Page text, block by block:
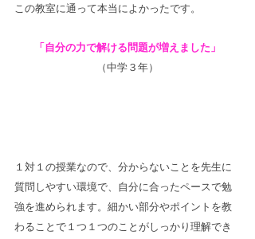
この教室に通って本当によかったです。
「自分の力で解ける問題が増えました」
（中学３年）
１対１の授業なので、分からないことを先生に
質問しやすい環境で、自分に合ったペースで勉
強を進められます。細かい部分やポイントを教
わることで１つ１つのことがしっかり理解でき